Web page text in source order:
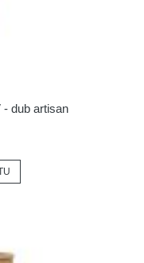
dub artisan